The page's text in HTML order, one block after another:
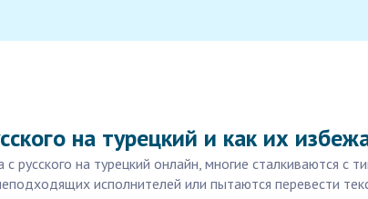
на турецкий и как их
на турецкий онлайн, многие сталкиваются с
исполнителей или пытаются перевести